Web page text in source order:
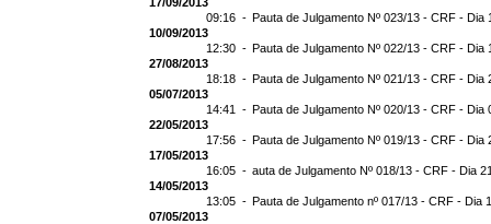
09:16 - Pauta de Julgamento Nº 023/13 - CRF - Dia
10/09/2013
12:30 - Pauta de Julgamento Nº 022/13 - CRF - Dia
27/08/2013
18:18 - Pauta de Julgamento Nº 021/13 - CRF - Dia
05/07/2013
14:41 - Pauta de Julgamento Nº 020/13 - CRF - Dia
22/05/2013
17:56 - Pauta de Julgamento Nº 019/13 - CRF - Dia
17/05/2013
16:05 - auta de Julgamento Nº 018/13 - CRF - Dia
14/05/2013
13:05 - Pauta de Julgamento nº 017/13 - CRF - Dia
07/05/2013